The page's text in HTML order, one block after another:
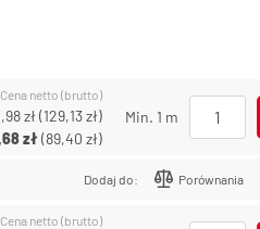
Cena netto (brutto)
zł(129,13 zł)
zł(89,40 zł)
Min. 1 m
Dodaj do: Porównania
Cena netto (brutto)